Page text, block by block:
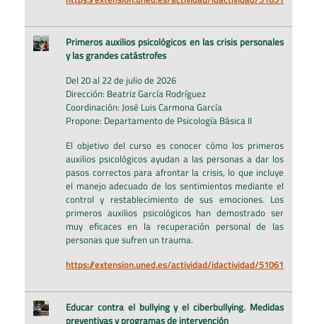
Primeros auxilios psicológicos en las crisis personales
y las grandes catástrofes
Del 20 al 22 de julio de 2026
Dirección: Beatriz García Rodríguez
Coordinación: José Luis Carmona García
Propone: Departamento de Psicología Básica II
El objetivo del curso es conocer cómo los primeros
auxilios psicológicos ayudan a las personas a dar los
pasos correctos para afrontar la crisis, lo que incluye
el manejo adecuado de los sentimientos mediante el
control y restablecimiento de sus emociones. Los
primeros auxilios psicológicos han demostrado ser
muy eficaces en la recuperación personal de las
personas que sufren un trauma.
https://extension.uned.es/actividad/idactividad/51061
Educar contra el bullying y el ciberbullying. Medidas
preventivas y programas de intervención